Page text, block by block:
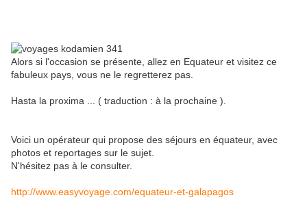
Alors si l'occasion se présente, allez en Equateur et visitez ce
fabuleux pays, vous ne le regretterez pas.
Hasta la proxima ... ( traduction : à la prochaine ).
Voici un opérateur qui propose des séjours en équateur, avec
photos et reportages sur le sujet.
N'hésitez pas à le consulter.
http://www.easyvoyage.com/equateur-et-galapagos